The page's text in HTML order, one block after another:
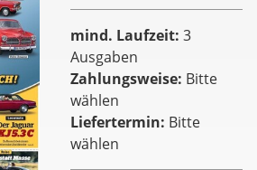
mind. Laufzeit 3
Ausgaben
Zahlungsweise Bitte
wählen
Liefertermin Bitte
wählen